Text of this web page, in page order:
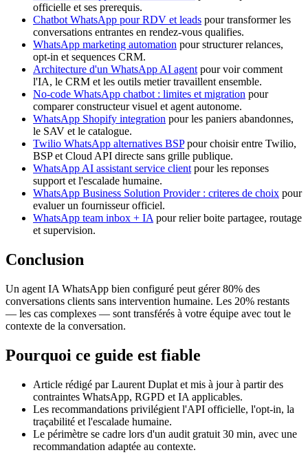
officielle et ses prerequis.
Chatbot WhatsApp pour RDV et leads pour transformer les
conversations entrantes en rendez-vous qualifies.
WhatsApp marketing automation pour structurer relances,
opt-in et sequences CRM.
Architecture d'un WhatsApp AI agent pour voir comment
l'IA, le CRM et les outils metier travaillent ensemble.
No-code WhatsApp chatbot : limites et migration pour
comparer constructeur visuel et agent autonome.
WhatsApp Shopify integration pour les paniers abandonnes,
le SAV et le catalogue.
Twilio WhatsApp alternatives BSPpour choisir entre Twilio,
BSP et Cloud API directe sans grille publique.
WhatsApp AI assistant service client pour les reponses
support et l'escalade humaine.
WhatsApp Business Solution Provider : criteres de choix pour
evaluer un fournisseur officiel.
WhatsApp team inbox + IA pour relier boite partagee, routage
et supervision.
Conclusion
Un agent IA WhatsApp bien configuré peut gérer 80% des
conversations clients sans intervention humaine. Les 20% restants
— les cas complexes — sont transférés à votre équipe avec tout le
contexte de la conversation.
Pourquoi ce guide est fiable
Article rédigé par Laurent Duplat et mis à jour à partir des
contraintes WhatsApp, RGPD et IA applicables.
Les recommandations privilégient l'API officielle, l'opt-in, la
traçabilité et l'escalade humaine.
Le périmètre se cadre lors d'un audit gratuit 30 min, avec une
recommandation adaptée au contexte.